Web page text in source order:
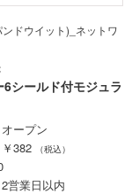
ドウイット)_ネットワ
6シールド付モジュラ
オープン
￥382 （税込）
2営業日以内